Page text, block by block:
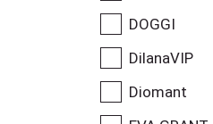
DOGGI
DilanaVIP
Diomant